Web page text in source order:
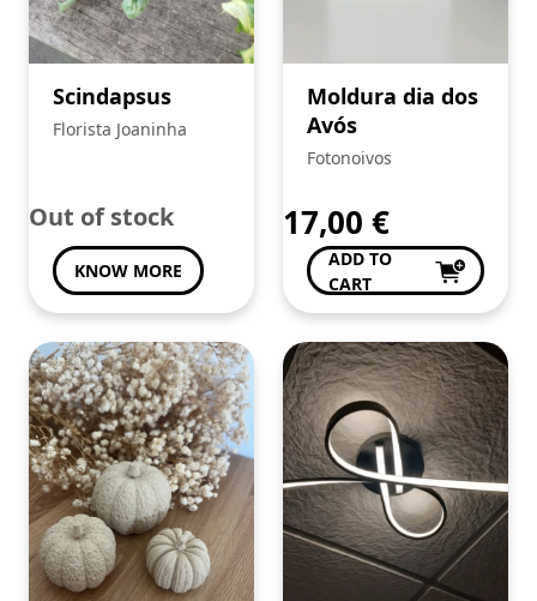
Scindapsus
Florista Joaninha
Out of stock
KNOW MORE
Moldura dia dos
Avós
Fotonoivos
17,00 €
ADD TO
CART